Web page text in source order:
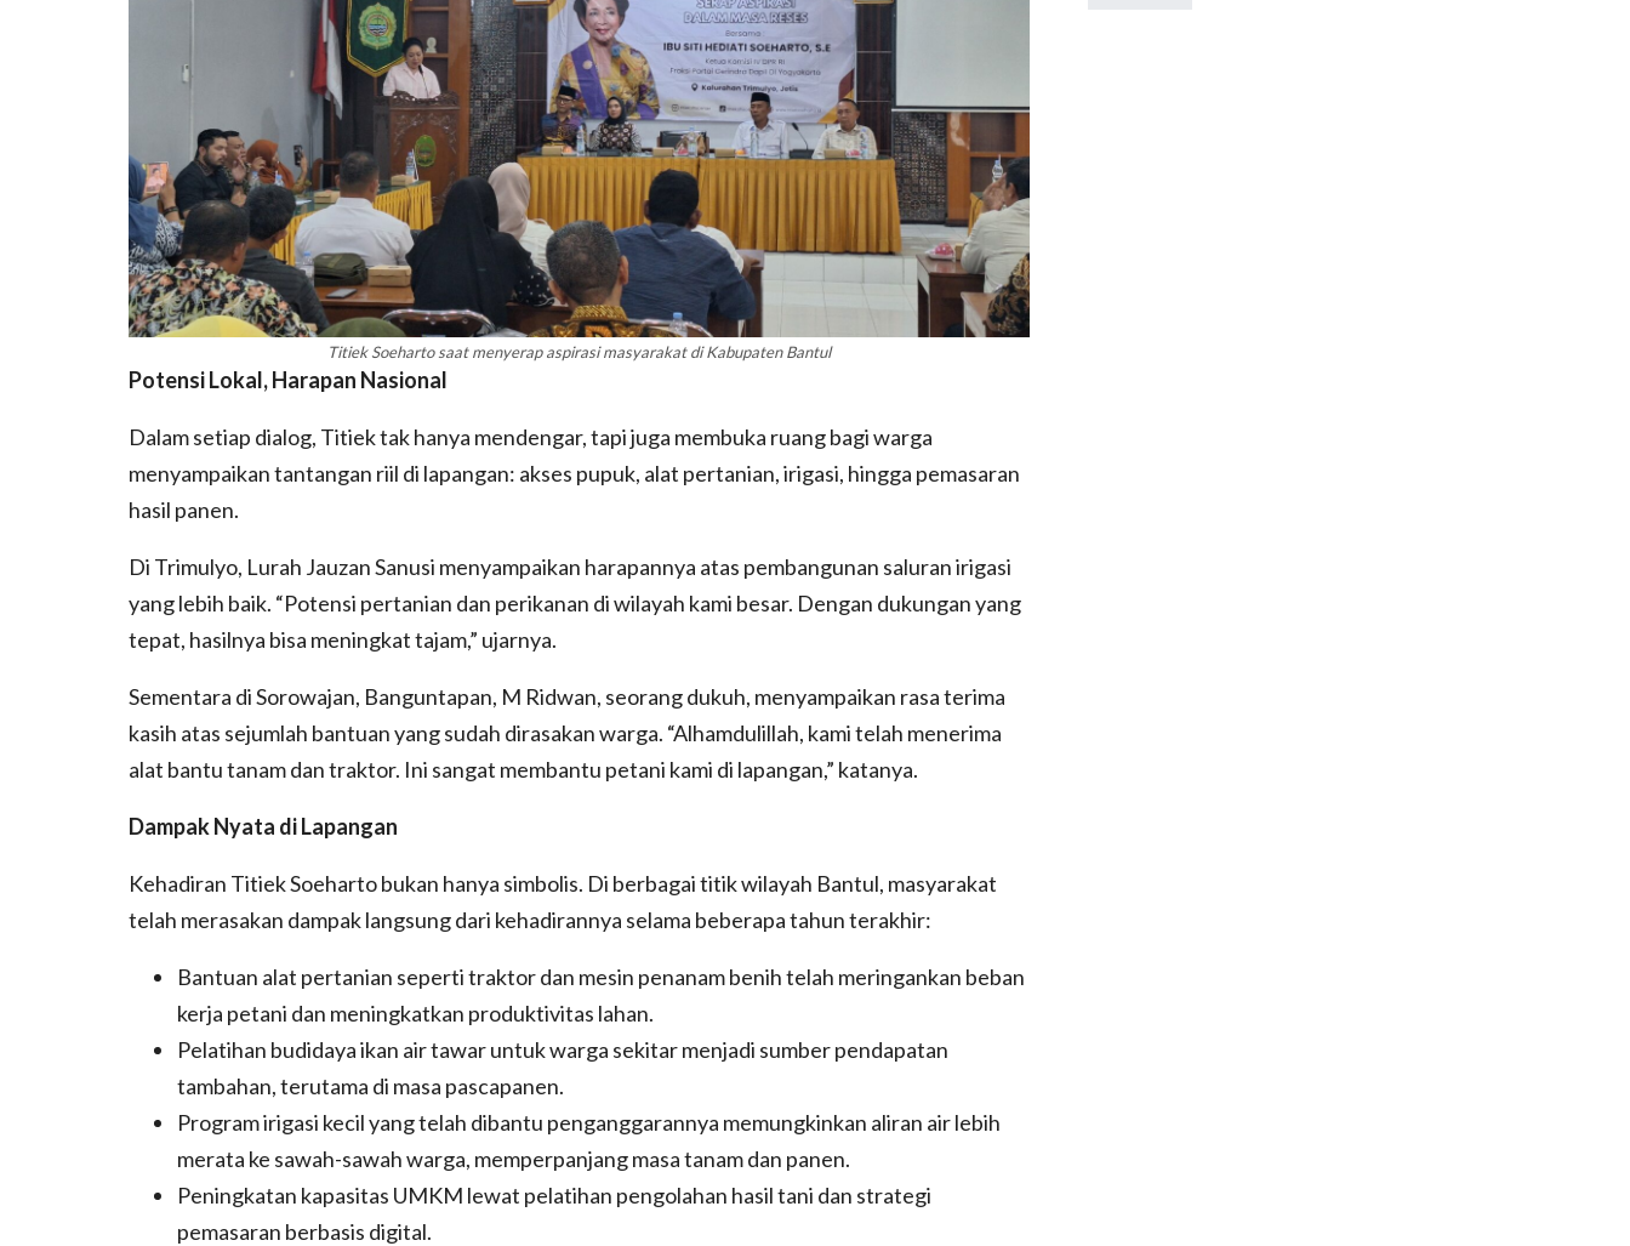
Titiek Soeharto saat menyerap aspirasi masyarakat di Kabupaten Bantul
Potensi Lokal, Harapan Nasional
Dalam setiap dialog, Titiek tak hanya mendengar, tapi juga membuka ruang bagi warga
menyampaikan tantangan riil di lapangan: akses pupuk, alat pertanian, irigasi, hingga pemasaran
hasil panen.
Di Trimulyo, Lurah Jauzan Sanusi menyampaikan harapannya atas pembangunan saluran irigasi
yang lebih baik. “Potensi pertanian dan perikanan di wilayah kami besar. Dengan dukungan yang
tepat, hasilnya bisa meningkat tajam,” ujarnya.
Sementara di Sorowajan, Banguntapan, M Ridwan, seorang dukuh, menyampaikan rasa terima
kasih atas sejumlah bantuan yang sudah dirasakan warga. “Alhamdulillah, kami telah menerima
alat bantu tanam dan traktor. Ini sangat membantu petani kami di lapangan,” katanya.
Dampak Nyata di Lapangan
Kehadiran Titiek Soeharto bukan hanya simbolis. Di berbagai titik wilayah Bantul, masyarakat
telah merasakan dampak langsung dari kehadirannya selama beberapa tahun terakhir:
Bantuan alat pertanian seperti traktor dan mesin penanam benih telah meringankan beban
kerja petani dan meningkatkan produktivitas lahan.
Pelatihan budidaya ikan air tawar untuk warga sekitar menjadi sumber pendapatan
tambahan, terutama di masa pascapanen.
Program irigasi kecil yang telah dibantu penganggarannya memungkinkan aliran air lebih
merata ke sawah-sawah warga, memperpanjang masa tanam dan panen.
Peningkatan kapasitas UMKM lewat pelatihan pengolahan hasil tani dan strategi
pemasaran berbasis digital.